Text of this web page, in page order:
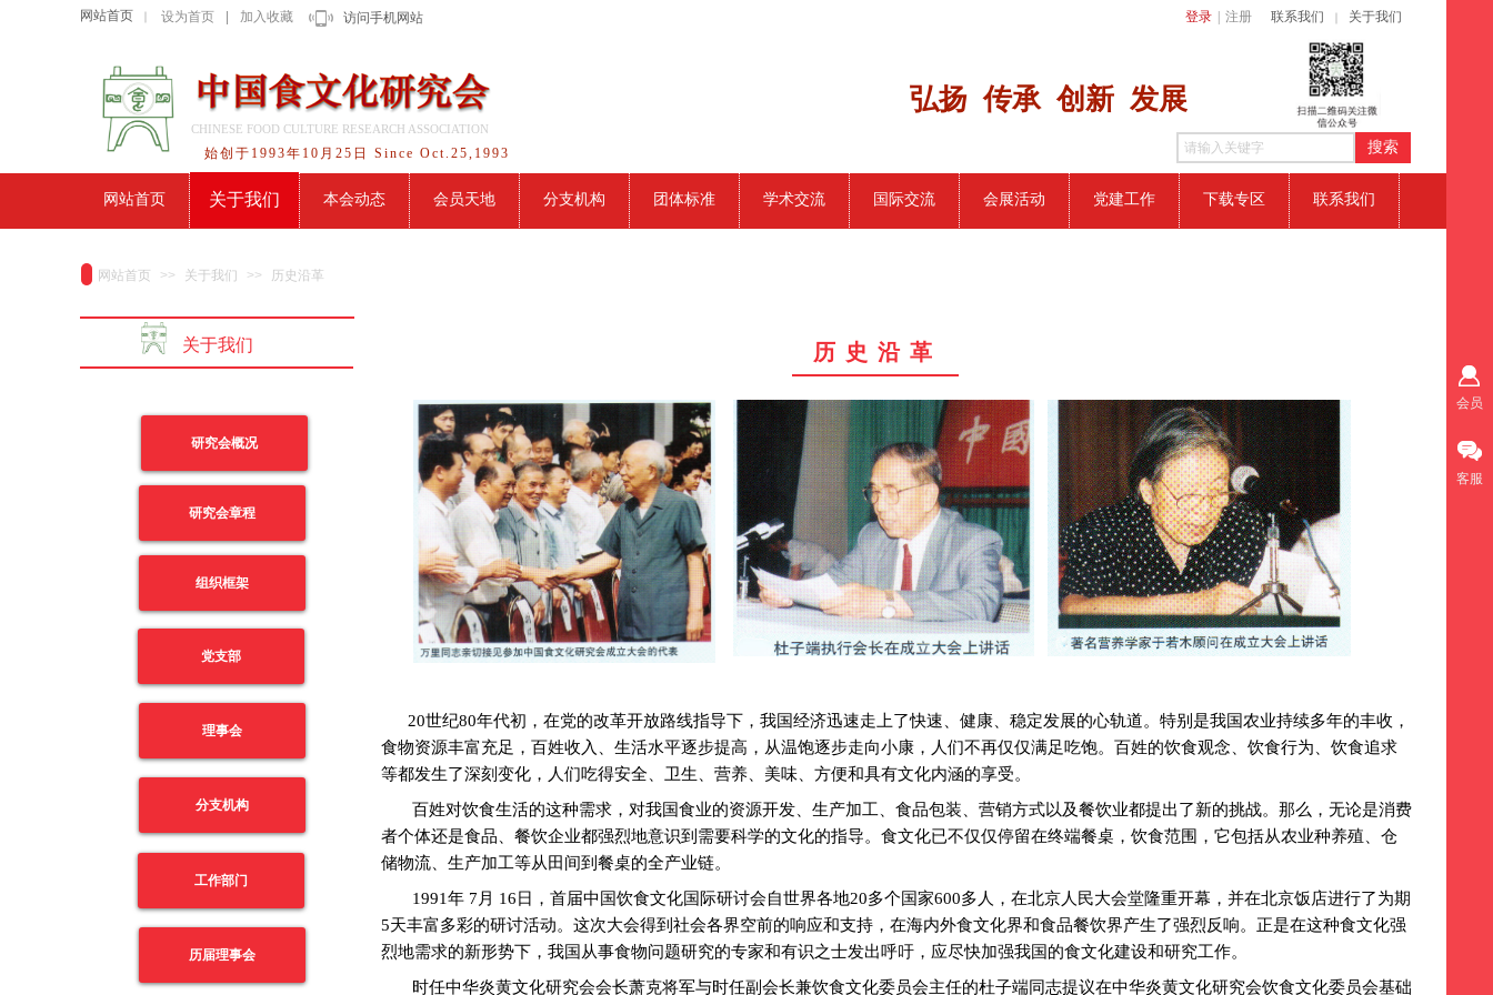
设为首页 加入收藏
网站首页 访问手机网站 登录 注册 联系我们 关于我们
始创于1993年10月25日 Since Oct.25,1993
CHINESE FOOD CULTURE RESEARCH ASSOCIATION
弘扬 传​承 创新 发展
搜索
网站首页 关于我们 本会动态 会员天地 分支机构 团体标准 学术交流 国际交流 会展活动 党建工作 下载专区 联系我们
网站首页 >> 关于我们 >> 历史沿革
关于我们 历 史 沿 革
研究会概况
研究会章程
组织框架
党支部
理事会
20世纪80年代初，在党的改革开放路线指导下，我国经济迅速走上了快速、健康、稳定发展的心轨道。特别是我国农业持续多年的丰收，
食物资源丰富充足，百姓收入、生活水平逐步提高，从温饱逐步走向小康，人们不再仅仅满足吃饱。百姓的饮食观念、饮食行为、饮食追求
等都发生了深刻变化，人们吃得安全、卫生、营养、美味、方便和具有文化内涵的享受。
百姓对饮食生活的这种需求，对我国食业的资源开发、生产加工、食品包装、营销方式以及餐饮业都提出了新的挑战。那么，无论是消费
者个体还是食品、餐饮企业都强烈地意识到需要科学的文化的指导。食文化已不仅仅停留在终端餐桌，饮食范围，它包括从农业种养殖、仓
储物流、生产加工等从田间到餐桌的全产业链。
1991年 7 月 16 日，首届中国饮食文化国际研讨会自世界各地20多个国家600多人，在北京人民大会堂隆重开幕，并在北京饭店进行了为期
5天丰富多彩的研讨活动。这次大会得到社会各界空前的响应和支持，在海内外食文化界和食品餐饮界产生了强烈反响。正是在这种食文化强
烈地需求的新形势下，我国从事食物问题研究的专家和有识之士发出呼吁，应尽快加强我国的食文化建设和研究工作。
时任中华炎黄文化研究会会长萧克将军与时任副会长兼饮食文化委员会主任的杜子端同志提议在中华炎黄文化研究会饮食文化委员会基础
分支机构
工作部门
历届理事会
会员
客服